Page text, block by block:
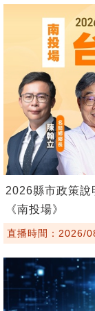
2026縣市政策說
《南投場》
直播時間：2026/